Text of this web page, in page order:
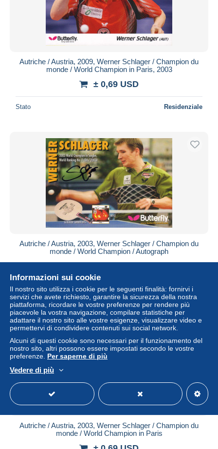
Autriche / Austria, 2009, Werner Schlager / Champion du
monde / World Champion in Paris, 2003
± 0,69 USD
Stato Residenziale
Autriche / Austria, 2003, Werner Schlager / Champion du
monde / World Champion / Autograph
Stato Residenziale
Autriche / Austria, 2003, Werner Schlager / Champion du
monde / World Champion in Paris
Informazioni sui cookie
Il nostro sito utilizza i cookie per le seguenti finalità: fornirvi i
servizi che avete richiesto, garantire la sicurezza della nostra
piattaforma, ricordare le vostre preferenze per rendere più
piacevole la vostra navigazione, compilare statistiche per
adattare il nostro sito alle vostre esigenze, visualizzare video e
permettervi di condividere contenuti sui social network.
Alcuni di questi cookie sono necessari per il funzionamento del
nostro sito, altri possono essere impostati secondo le vostre
preferenze. Per saperne di più
Vedere di più